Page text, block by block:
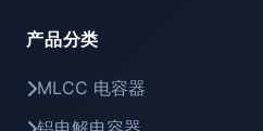
产品分类
MLCC 电容器